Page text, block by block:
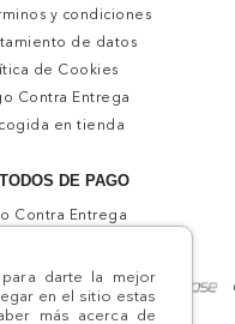
para darte la mejor
en el sitio estas
más acerca de
y condiciones
de datos
de Cookies
Contra Entrega
en tienda
DE PAGO
Contra Entrega